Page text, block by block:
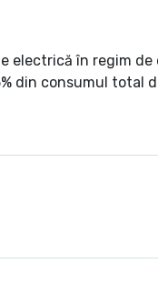
în regim
din consumul total